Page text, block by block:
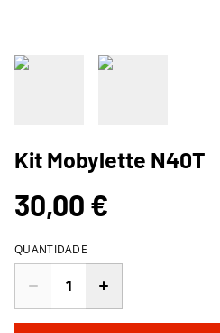
Kit Mobylette N40T
30,00 €
QUANTIDADE